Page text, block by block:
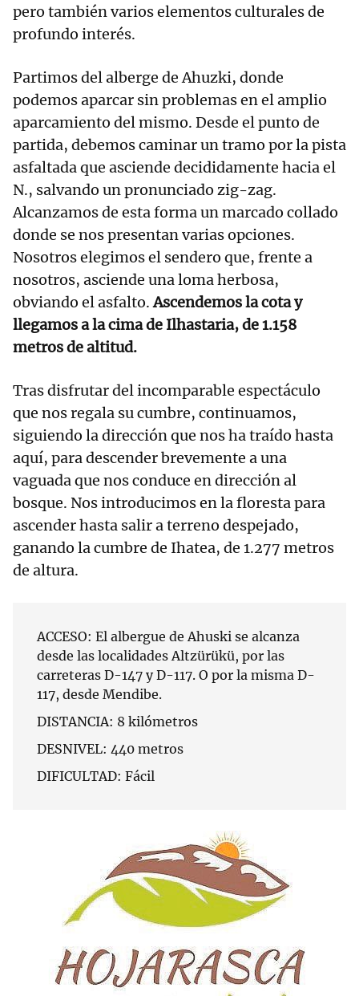
pero también varios elementos culturales de
profundo interés.
Partimos del alberge de Ahuzki, donde
podemos aparcar sin problemas en el amplio
aparcamiento del mismo. Desde el punto de
partida, debemos caminar un tramo por la pista
asfaltada que asciende decididamente hacia el
N., salvando un pronunciado zig-zag.
Alcanzamos de esta forma un marcado collado
donde se nos presentan varias opciones.
Nosotros elegimos el sendero que, frente a
nosotros, asciende una loma herbosa,
obviando el asfalto.Ascendemos la cota y
llegamos a la cima de Ilhastaria, de 1.158
metros de altitud.
Tras disfrutar del incomparable espectáculo
que nos regala su cumbre, continuamos,
siguiendo la dirección que nos ha traído hasta
aquí, para descender brevemente a una
vaguada que nos conduce en dirección al
bosque. Nos introducimos en la floresta para
ascender hasta salir a terreno despejado,
ganando la cumbre de Ihatea, de 1.277 metros
de altura.
ACCESO: El albergue de Ahuski se alcanza
desde las localidades Altzürükü, por las
carreteras D-147 y D-117. O por la misma D-
117, desde Mendibe.
DISTANCIA: 8 kilómetros
DESNIVEL: 440 metros
DIFICULTAD: Fácil